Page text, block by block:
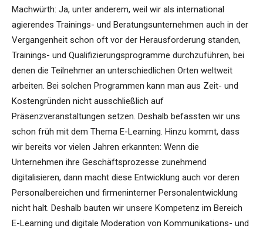
Machwürth: Ja, unter anderem, weil wir als international
agierendes Trainings- und Beratungsunternehmen auch in der
Vergangenheit schon oft vor der Herausforderung standen,
Trainings- und Qualifizierungsprogramme durchzuführen, bei
denen die Teilnehmer an unterschiedlichen Orten weltweit
arbeiten. Bei solchen Programmen kann man aus Zeit- und
Kostengründen nicht ausschließlich auf
Präsenzveranstaltungen setzen. Deshalb befassten wir uns
schon früh mit dem Thema E-Learning. Hinzu kommt, dass
wir bereits vor vielen Jahren erkannten: Wenn die
Unternehmen ihre Geschäftsprozesse zunehmend
digitalisieren, dann macht diese Entwicklung auch vor deren
Personalbereichen und firmeninterner Personalentwicklung
nicht halt. Deshalb bauten wir unsere Kompetenz im Bereich
E-Learning und digitale Moderation von Kommunikations- und